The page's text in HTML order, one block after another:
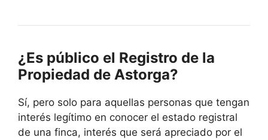
¿Es público el Registro de la
Propiedad de Astorga?
Sí, pero solo para aquellas personas que tengan
interés legítimo en conocer el estado registral
de una finca, interés que será apreciado por el